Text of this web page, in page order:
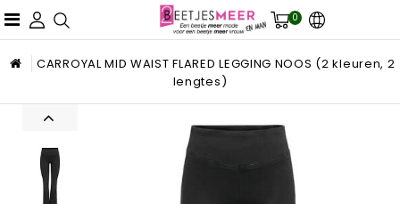
0
CARROYAL MID WAIST FLARED LEGGING NOOS (2 kleuren, 2
lengtes)